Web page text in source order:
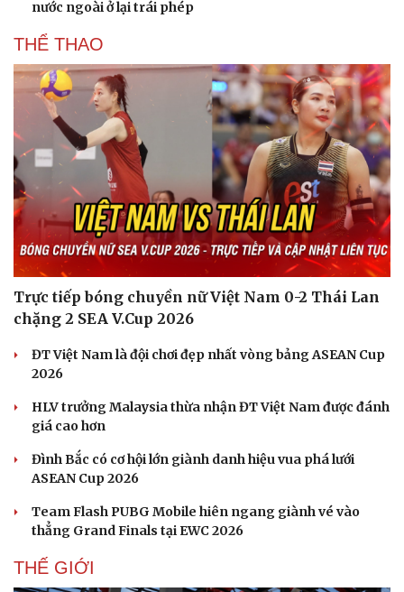
nước ngoài ở lại trái phép
THỂ THAO
Trực tiếp bóng chuyền nữ Việt Nam 0-2 Thái Lan
chặng 2 SEA V.Cup 2026
ĐT Việt Nam là đội chơi đẹp nhất vòng bảng ASEAN Cup
2026
HLV trưởng Malaysia thừa nhận ĐT Việt Nam được đánh
giá cao hơn
Đình Bắc có cơ hội lớn giành danh hiệu vua phá lưới
ASEAN Cup 2026
Team Flash PUBG Mobile hiên ngang giành vé vào
thẳng Grand Finals tại EWC 2026
THẾ GIỚI